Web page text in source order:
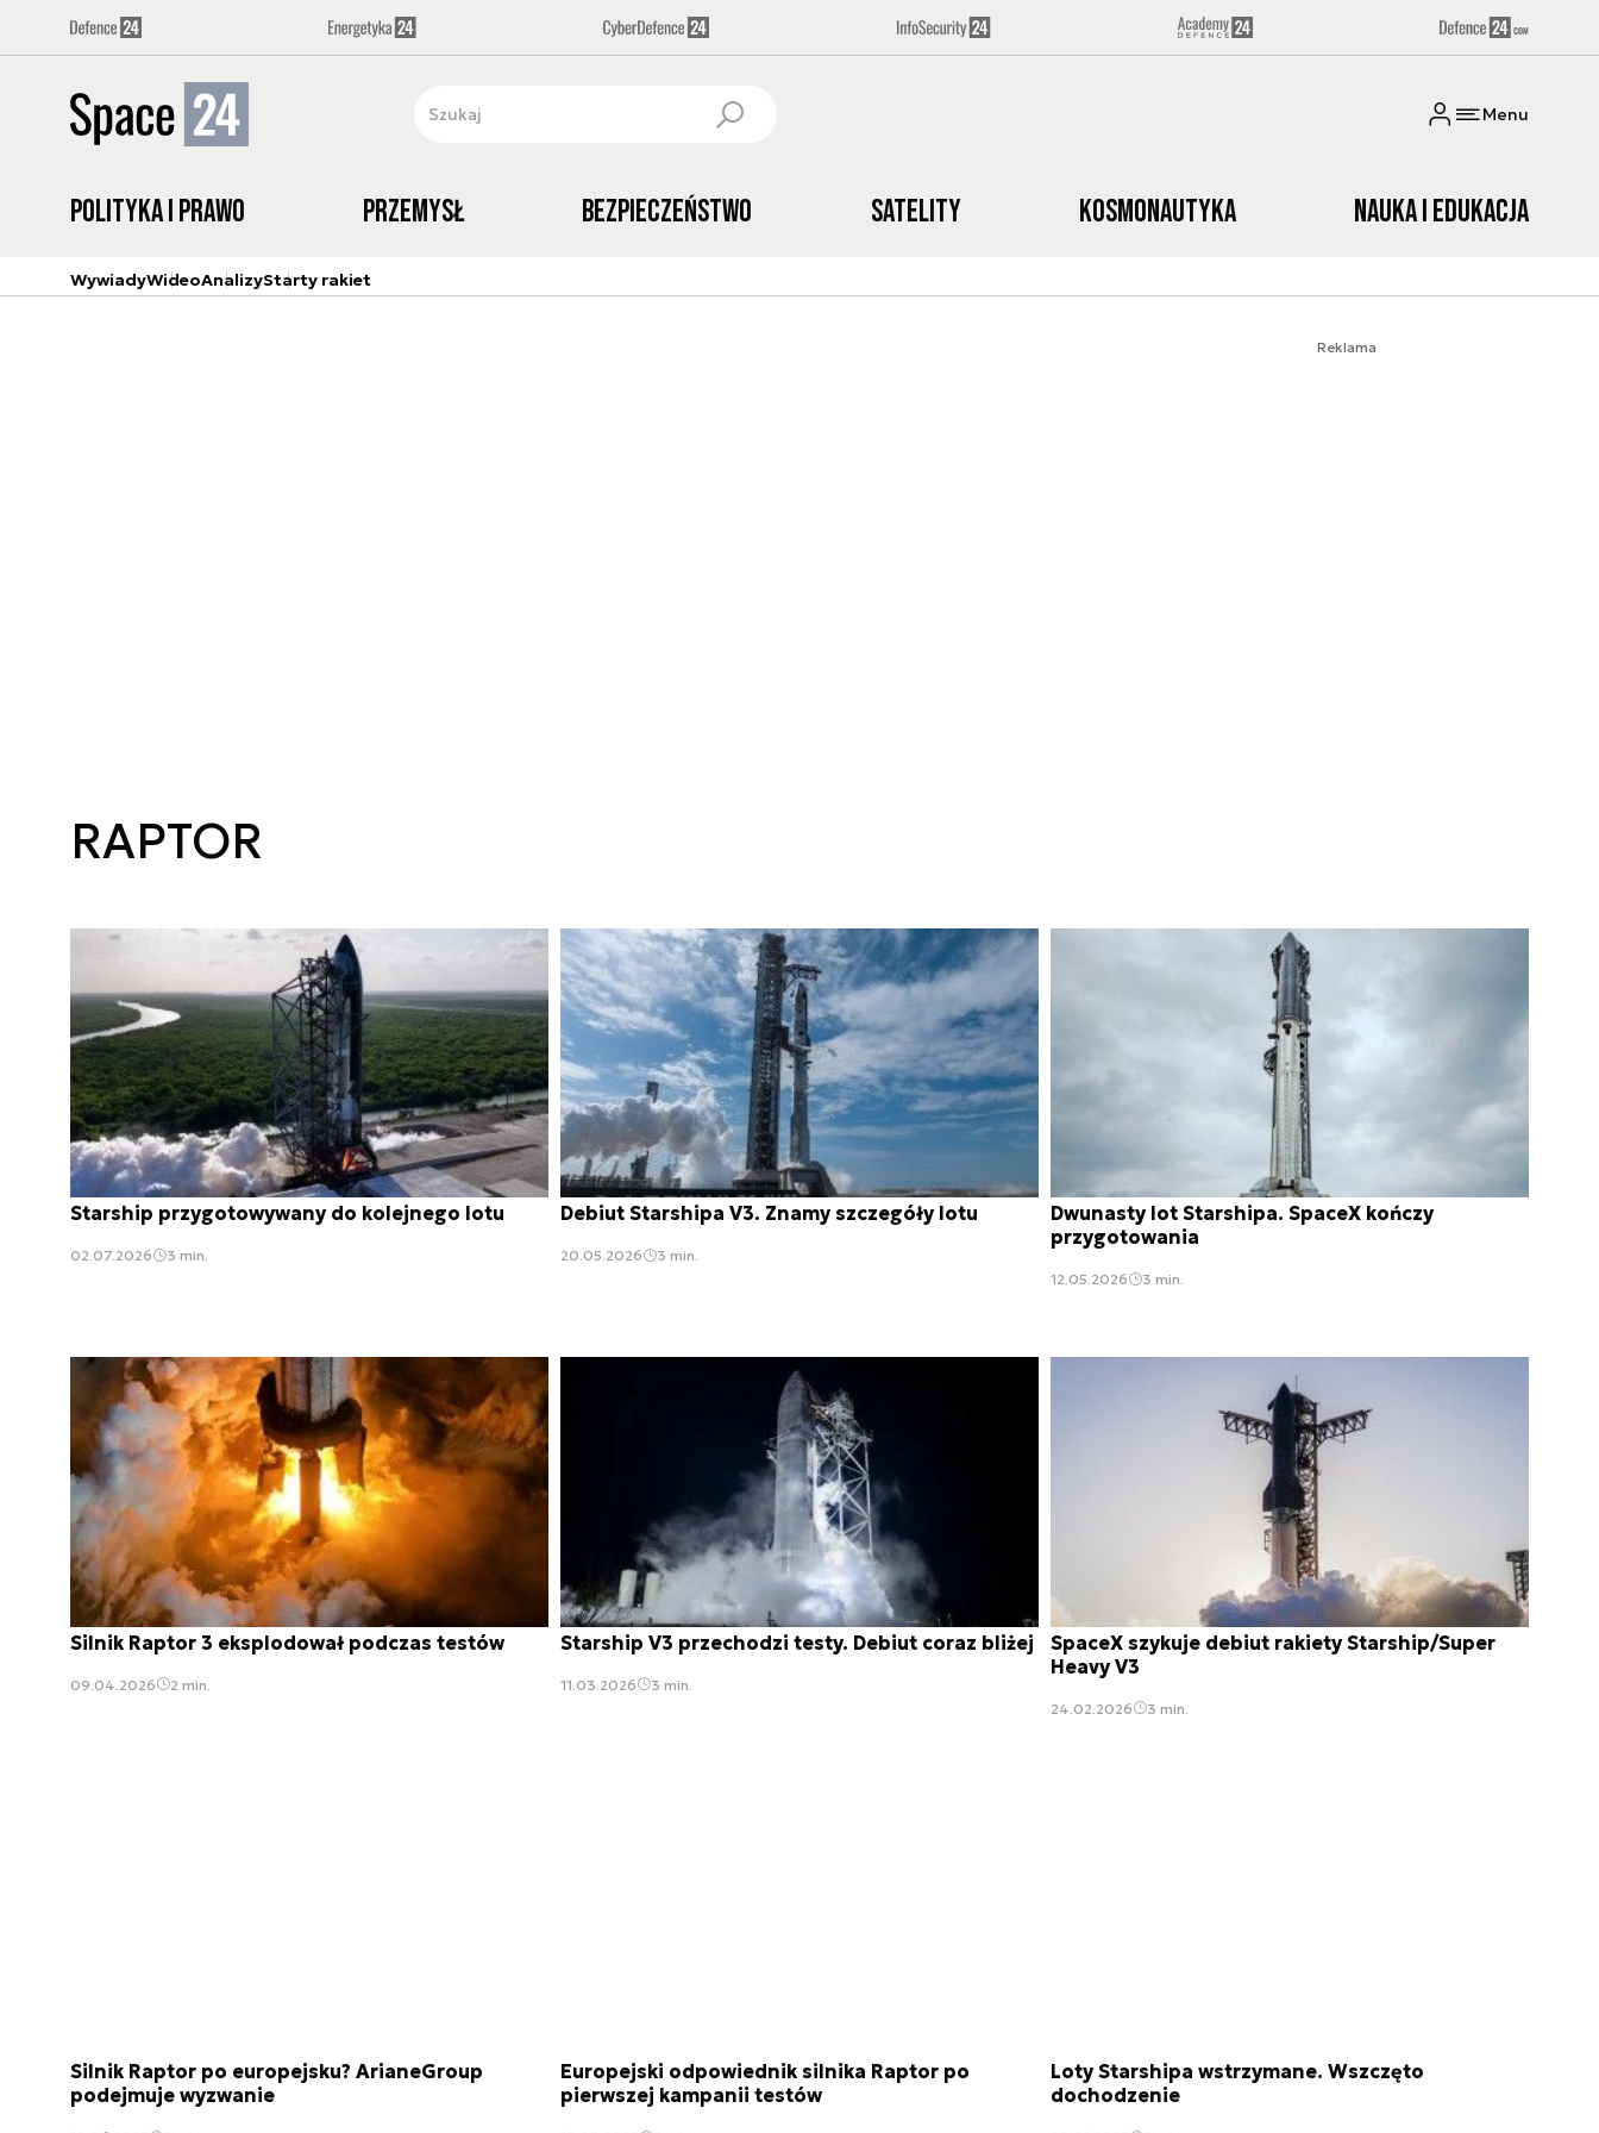
Menu
Polityka i prawo Przemysł Bezpieczeństwo Satelity Kosmonautyka Nauka i edukacja
WywiadyWideoAnalizyStarty rakiet
Reklama
RAPTOR
Starship przygotowywany do kolejnego lotu
02.07.2026 3 min.
Debiut Starshipa V3. Znamy szczegóły lotu
20.05.2026 3 min.
Dwunasty lot Starshipa. SpaceX kończy
przygotowania
12.05.2026 3 min.
Silnik Raptor 3 eksplodował podczas testów
09.04.2026 2 min.
Starship V3 przechodzi testy. Debiut coraz bliżej
11.03.2026 3 min.
SpaceX szykuje debiut rakiety Starship/Super
Heavy V3
24.02.2026 3 min.
Silnik Raptor po europejsku? ArianeGroup
podejmuje wyzwanie
Europejski odpowiednik silnika Raptor po
pierwszej kampanii testów
Loty Starshipa wstrzymane. Wszczęto
dochodzenie